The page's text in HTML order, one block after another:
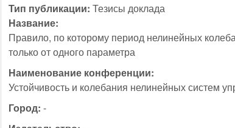
Тип публикации:Тезисы доклада
Название:
Правило, по которому период нелинейных
только от одного параметра
Наименование конференции:
Устойчивость и колебания нелинейных систем
Город:-